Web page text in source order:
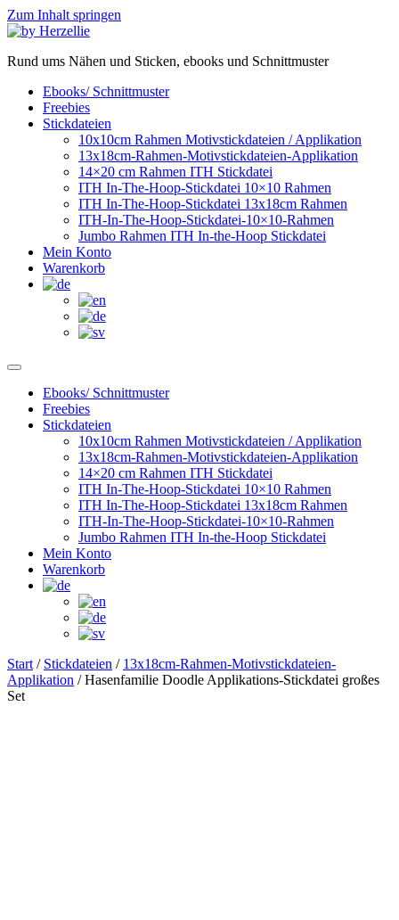
Zum Inhalt springen
Rund ums Nähen und Sticken, ebooks und Schnittmuster
Ebooks/ Schnittmuster
Freebies
Stickdateien
10x10cm Rahmen Motivstickdateien / Applikation
13x18cm-Rahmen-Motivstickdateien-Applikation
14×20 cm Rahmen ITH Stickdatei
ITH In-The-Hoop-Stickdatei 10×10 Rahmen
ITH In-The-Hoop-Stickdatei 13x18cm Rahmen
ITH-In-The-Hoop-Stickdatei-10×10-Rahmen
Jumbo Rahmen ITH In-the-Hoop Stickdatei
Mein Konto
Warenkorb
Ebooks/ Schnittmuster
Freebies
Stickdateien
10x10cm Rahmen Motivstickdateien / Applikation
13x18cm-Rahmen-Motivstickdateien-Applikation
14×20 cm Rahmen ITH Stickdatei
ITH In-The-Hoop-Stickdatei 10×10 Rahmen
ITH In-The-Hoop-Stickdatei 13x18cm Rahmen
ITH-In-The-Hoop-Stickdatei-10×10-Rahmen
Jumbo Rahmen ITH In-the-Hoop Stickdatei
Mein Konto
Warenkorb
Start / Stickdateien / 13x18cm-Rahmen-Motivstickdateien-
Applikation / Hasenfamilie Doodle Applikations-Stickdatei großes
Set